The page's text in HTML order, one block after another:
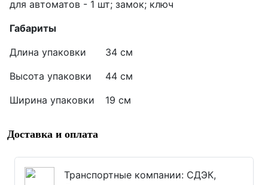
для автоматов - 1 шт; замок; ключ
Габариты
Длина упаковки
34 см
Высота упаковки
44 см
Ширина упаковки
19 см
Доставка и оплата
Транспортные компании: СДЭК,